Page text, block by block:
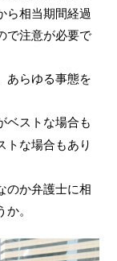
ら相当期間経過
で注意が必要で
あらゆる事態を
ベストな場合も
トな場合もあり
のか弁護士に相
。